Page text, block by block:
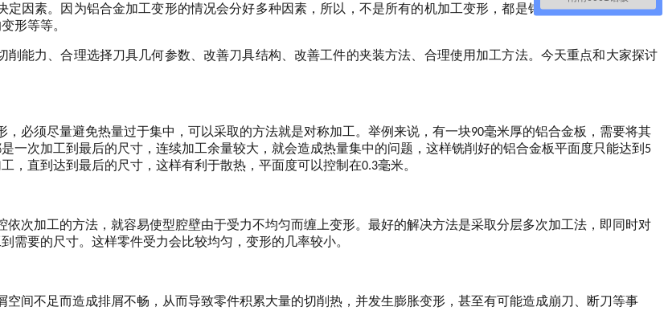
定因素。因为铝合金加工变形的情况会分好多种因素，所以，不是所有的机加工变形，都是铝合金原材料导致的。
形等等。
能力、合理选择刀具几何参数、改善刀具结构、改善工件的夹装方法、合理使用加工方法。 今天重点和大家探讨
必须尽量避免热量过于集中，可以采取的方法就是对称加工。举例来说，有一块90毫米厚的铝合金板，需要将其
一次加工到最后的尺寸，连续加工余量较大，就会造成热量集中的问题，这样铣削好的铝合金板平面度只能达到5
直到达到最后的尺寸，这样有利于散热，平面度可以控制在0.3毫米。
次加工的方法，就容易使型腔壁由于受力不均匀而缠上变形。最好的解决方法是采取分层多次加工法，即同时对
需要的尺寸。这样零件受力会比较均匀，变形的几率较小。
间不足而造成排屑不畅，从而导致零件积累大量的切削热，并发生膨胀变形，甚至有可能造成崩刀、断刀等事